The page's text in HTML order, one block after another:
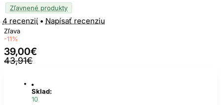
Zľavnené produkty
4 recenzií • Napísať recenziu
Zľava
-11%
39,00€
43,91€
Sklad:
10